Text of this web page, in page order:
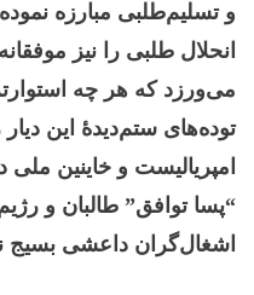
و تسلیم‌طلبی مبارزه
انحلال طلبی را نیز
می‌ورزد که هر چه
توده‌های ستم‌دیدۀ این
امپریالیست و خاینین
“پسا توافق” طالبان و
اشغال‌گران داعشی بسیج